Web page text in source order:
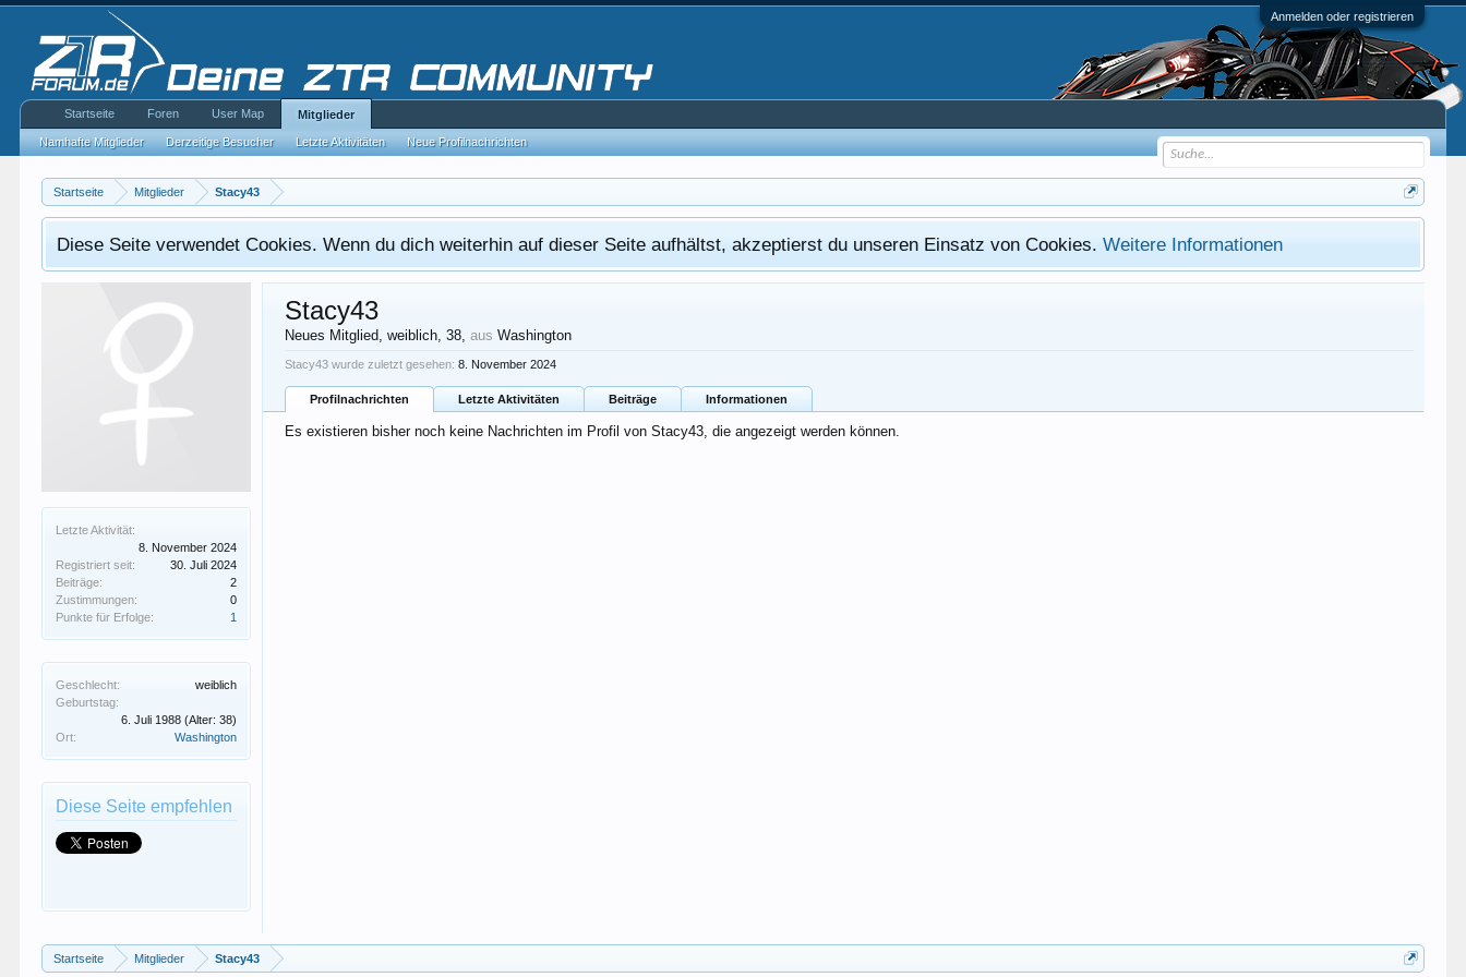
Anmelden oder registrieren
Startseite Mitglieder Stacy43
Diese Seite verwendet Cookies. Wenn du dich weiterhin auf dieser Seite aufhältst, akzeptierst du unseren Einsatz von Cookies.Weitere Informationen
Letzte Aktivität:
8. November 2024
Registriert seit:
30. Juli 2024
Beiträge:
2
Zustimmungen:
0
Punkte für Erfolge:
1
Geschlecht:
weiblich
Geburtstag:
6. Juli 1988 (Alter: 38)
Ort:
Washington
Diese Seite empfehlen
Stacy43
Neues Mitglied, weiblich, 38,aus Washington
Stacy43 wurde zuletzt gesehen: 8. November 2024
Profilnachrichten Letzte Aktivitäten Beiträge Informationen
Es existieren bisher noch keine Nachrichten im Profil von Stacy43, die angezeigt werden können.
Startseite Mitglieder Stacy43
Startseite Foren User Map Mitglieder
Namhafte Mitglieder Derzeitige Besucher Letzte Aktivitäten Neue Profilnachrichten